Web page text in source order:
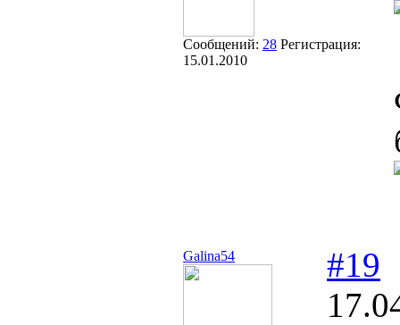
Сообщений: 28 Регистрация:
15.01.2010
Galina54
#19